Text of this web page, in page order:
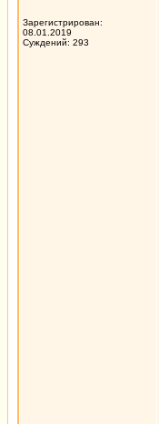
Зарегистрирован:
08.01.2019
Суждений: 293